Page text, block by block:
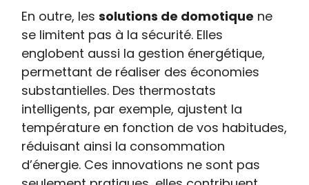
En outre, lessolutions de domotique ne
se limitent pas à la sécurité. Elles
englobent aussi la gestion énergétique,
permettant de réaliser des économies
substantielles. Des thermostats
intelligents, par exemple, ajustent la
température en fonction de vos habitudes,
réduisant ainsi la consommation
d’énergie. Ces innovations ne sont pas